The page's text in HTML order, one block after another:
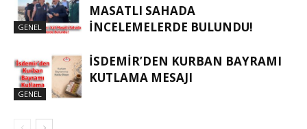
GENEL
MASATLI SAHADA
İNCELEMELERDE BULUNDU!
GENEL
İSDEMIR’DEN KURBAN BAYRAMI
KUTLAMA MESAJI